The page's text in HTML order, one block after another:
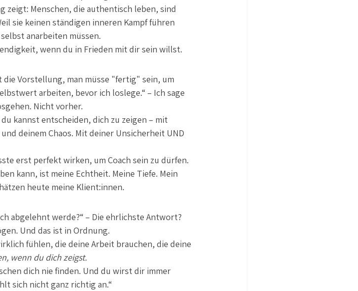
zeigt: Menschen, die authentisch leben, sind
sie keinen ständigen inneren Kampf führen
anarbeiten müssen.
wenn du in Frieden mit dir sein willst.
Vorstellung, man müsse "fertig" sein, um
arbeiten, bevor ich loslege.“ – Ich sage
Nicht vorher.
kannst entscheiden, dich zu zeigen – mit
deinem Chaos. Mit deiner Unsicherheit UND
erst perfekt wirken, um Coach sein zu dürfen.
kann, ist meine Echtheit. Meine Tiefe. Mein
heute meine Klient:innen.
abgelehnt werde?“ – Die ehrlichste Antwort?
Und das ist in Ordnung.
fühlen, die deine Arbeit brauchen, die deine
wenn du dich zeigst.
dich nie finden. Und du wirst dir immer
sich nicht ganz richtig an.“